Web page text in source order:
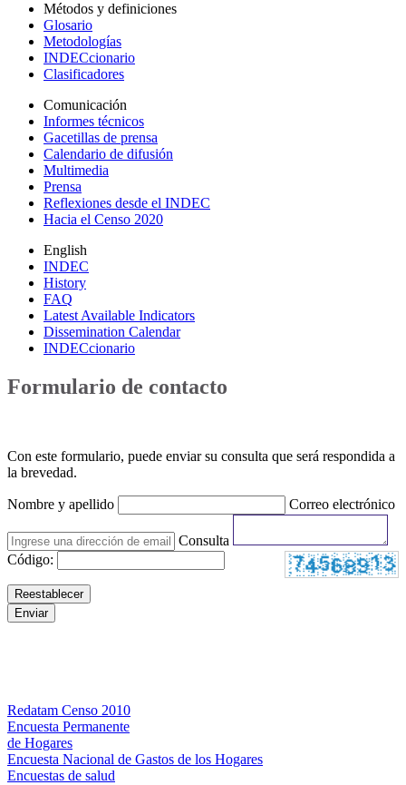
Métodos y definiciones
Glosario
Metodologías
INDECcionario
Clasificadores
Comunicación
Informes técnicos
Gacetillas de prensa
Calendario de difusión
Multimedia
Prensa
Reflexiones desde el INDEC
Hacia el Censo 2020
English
INDEC
History
FAQ
Latest Available Indicators
Dissemination Calendar
INDECcionario
Formulario de contacto
Con este formulario, puede enviar su consulta que será respondida a
la brevedad.
Nombre y apellido Correo electrónico
Consulta
Código:
Redatam Censo 2010
Encuesta Permanente
de Hogares
Encuesta Nacional de Gastos de los Hogares
Encuestas de salud